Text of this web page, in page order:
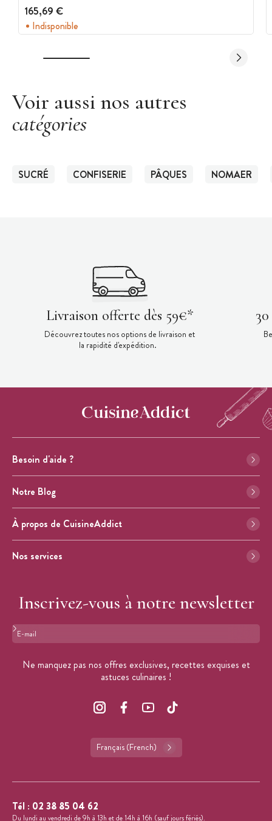
165,69 €
Indisponible
Voir aussi nos autres
catégories
SUCRÉ CONFISERIE PÂQUES NOMAER
Livraison offerte dès 59€*
Découvrez toutes nos options de livraison et
la rapidité d'expédition.
Besoin d'aide ?
Notre Blog
À propos de CuisineAddict
Nos services
Inscrivez-vous à notre newsletter
Format : adresse@email.com
Ne manquez pas nos offres exclusives, recettes exquises et
astuces culinaires !
Français (French)
Tél : 02 38 85 04 62
Du lundi au vendredi de 9h à 13h et de 14h à 16h (sauf jours fériés).